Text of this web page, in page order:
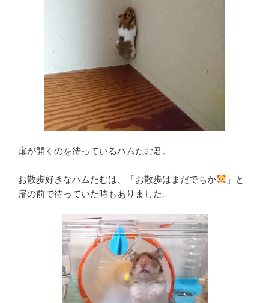
扉が開くのを待っているハムたむ君。
お散歩好きなハムたむは、「お散歩はまだでちか
」と
扉の前で待っていた時もありました。